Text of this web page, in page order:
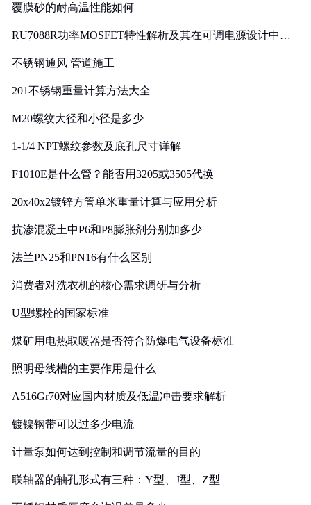
覆膜砂的耐高温性能如何
RU7088R功率MOSFET特性解析及其在可调电源设计中的
不锈钢通风 管道施工
201不锈钢重量计算方法大全
M20螺纹大径和小径是多少
1-1/4 NPT螺纹参数及底孔尺寸详解
F1010E是什么管？能否用3205或3505代换
20x40x2镀锌方管单米重量计算与应用分析
抗渗混凝土中P6和P8膨胀剂分别加多少
法兰PN25和PN16有什么区别
消费者对洗衣机的核心需求调研与分析
U型螺栓的国家标准
煤矿用电热取暖器是否符合防爆电气设备标准
照明母线槽的主要作用是什么
A516Gr70对应国内材质及低温冲击要求解析
镀镍钢带可以过多少电流
计量泵如何达到控制和调节流量的目的
联轴器的轴孔形式有三种：Y型、J型、Z型